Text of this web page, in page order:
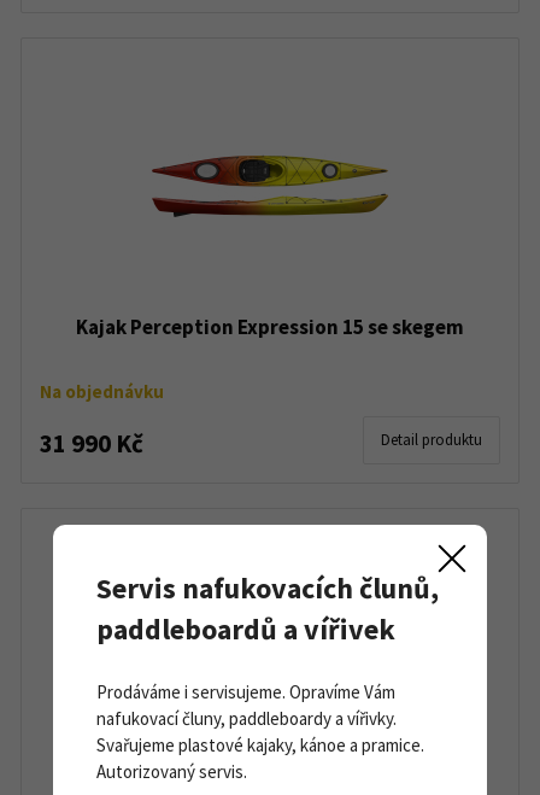
Kajak Perception Expression 15 se skegem
Na objednávku
31 990 Kč Detail produktu
Servis nafukovacích člunů,
paddleboardů a vířivek
Prodáváme i servisujeme. Opravíme Vám
nafukovací čluny, paddleboardy a vířivky.
Svařujeme plastové kajaky, kánoe a pramice.
Autorizovaný servis.